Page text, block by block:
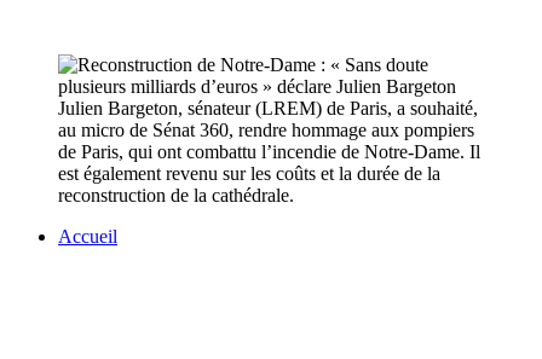
Julien Bargeton, sénateur (LREM) de Paris, a souhaité,
au micro de Sénat 360, rendre hommage aux pompiers
de Paris, qui ont combattu l’incendie de Notre-Dame. Il
est également revenu sur les coûts et la durée de la
reconstruction de la cathédrale.
Accueil